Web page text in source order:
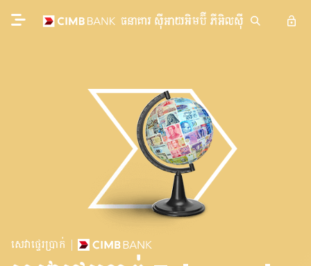
សេវា​ផ្ទេរ​ប្រាក់